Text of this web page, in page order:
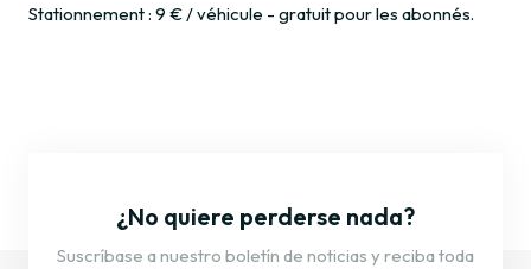
Stationnement : 9 € / véhicule - gratuit pour les abonnés.
¿No quiere perderse nada?
Suscríbase a nuestro boletín de noticias y reciba toda